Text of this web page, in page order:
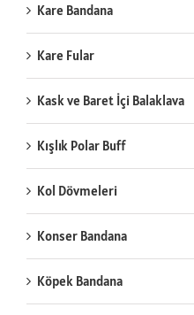
Kare Bandana
Kare Fular
Kask ve Baret İçi Balaklava
Kışlık Polar Buff
Kol Dövmeleri
Konser Bandana
Köpek Bandana